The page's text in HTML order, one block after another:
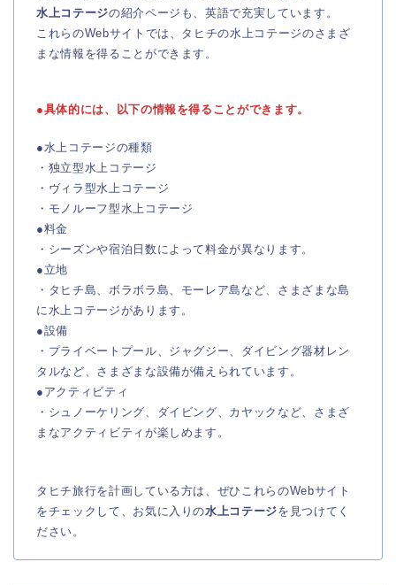
水上コテージの紹介ページも、英語で充実しています。
これらのWebサイトでは、タヒチの水上コテージのさまざ
まな情報を得ることができます。
●具体的には、以下の情報を得ることができます。
●水上コテージの種類
・独立型水上コテージ
・ヴィラ型水上コテージ
・モノルーフ型水上コテージ
●料金
・シーズンや宿泊日数によって料金が異なります。
●立地
・タヒチ島、ボラボラ島、モーレア島など、さまざまな島
に水上コテージがあります。
●設備
・プライベートプール、ジャグジー、ダイビング器材レン
タルなど、さまざまな設備が備えられています。
●アクティビティ
・シュノーケリング、ダイビング、カヤックなど、さまざ
まなアクティビティが楽しめます。
タヒチ旅行を計画している方は、ぜひこれらのWebサイト
をチェックして、お気に入りの水上コテージを見つけてく
ださい。